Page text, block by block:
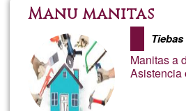
Manu manitas
Tiebas
Manitas a
Asistencia